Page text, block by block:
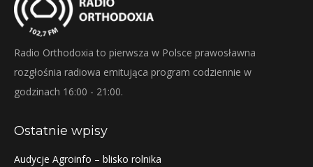
Radio Orthodoxia to pierwsza w Polsce prawosławna
rozgłośnia radiowa emitująca program codziennie w
godzinach 16:00 - 21:00.
Ostatnie wpisy
Audycje Agroinfo – blisko rolnika